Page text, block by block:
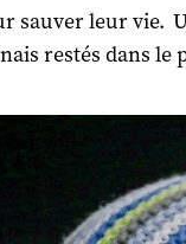
sauver leur vie.
restés dans le